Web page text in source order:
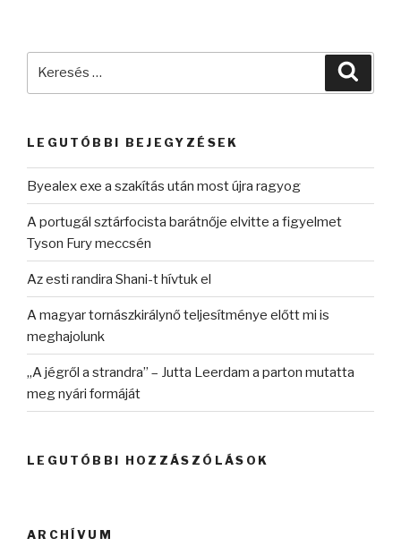
LEGUTÓBBI BEJEGYZÉSEK
Byealex exe a szakítás után most újra ragyog
A portugál sztárfocista barátnője elvitte a figyelmet
Tyson Fury meccsén
Az esti randira Shani-t hívtuk el
A magyar tornászkirálynő teljesítménye előtt mi is
meghajolunk
„A jégről a strandra” – Jutta Leerdam a parton mutatta
meg nyári formáját
LEGUTÓBBI HOZZÁSZÓLÁSOK
ARCHÍVUM